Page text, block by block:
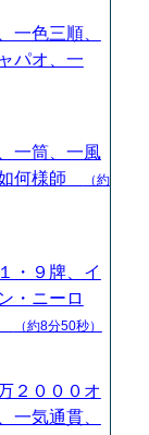
一色三順、
パオ、一
一筒、一風
何様師
（約
・９牌、イ
・ニーロ
（約8分50秒）
２０００オ
一気通貫、